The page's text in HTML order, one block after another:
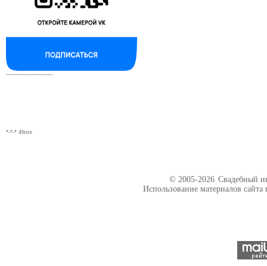
--------------------------
*-*-* 4box
© 2005-2026 Свадебный
Использование материалов